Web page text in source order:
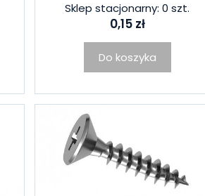
Sklep stacjonarny: 0 szt.
0,15 zł
Do koszyka